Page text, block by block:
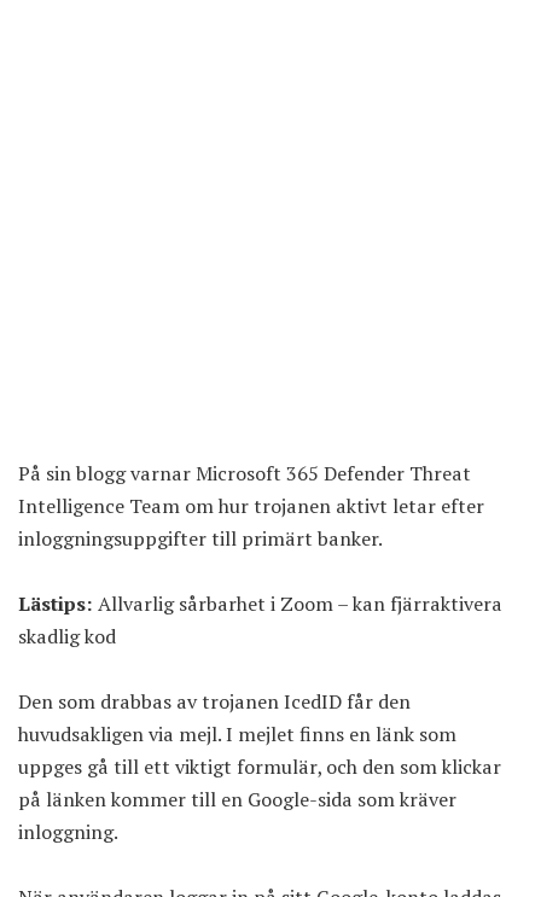
På sin blogg varnar Microsoft 365 Defender Threat
Intelligence Team om hur trojanen aktivt letar efter
inloggningsuppgifter till primärt banker.
Lästips: Allvarlig sårbarhet i Zoom – kan fjärraktivera
skadlig kod
Den som drabbas av trojanen IcedID får den
huvudsakligen via mejl. I mejlet finns en länk som
uppges gå till ett viktigt formulär, och den som klickar
på länken kommer till en Google-sida som kräver
inloggning.